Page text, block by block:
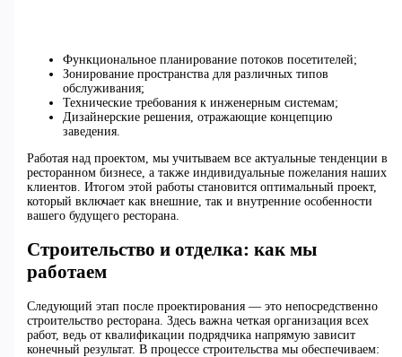
Функциональное планирование потоков посетителей;
Зонирование пространства для различных типов
обслуживания;
Технические требования к инженерным системам;
Дизайнерские решения, отражающие концепцию
заведения.
Работая над проектом, мы учитываем все актуальные тенденции в
ресторанном бизнесе, а также индивидуальные пожелания наших
клиентов. Итогом этой работы становится оптимальный проект,
который включает как внешние, так и внутренние особенности
вашего будущего ресторана.
Строительство и отделка: как мы
работаем
Следующий этап после проектирования — это непосредственно
строительство ресторана. Здесь важна четкая организация всех
работ, ведь от квалификации подрядчика напрямую зависит
конечный результат. В процессе строительства мы обеспечиваем: